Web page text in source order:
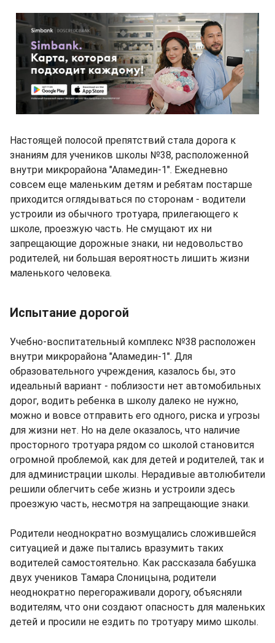
Настоящей полосой препятствий стала дорога к
знаниям для учеников школы №38, расположенной
внутри микрорайона "Аламедин-1". Ежедневно
совсем еще маленьким детям и ребятам постарше
приходится оглядываться по сторонам - водители
устроили из обычного тротуара, прилегающего к
школе, проезжую часть. Не смущают их ни
запрещающие дорожные знаки, ни недовольство
родителей, ни большая вероятность лишить жизни
маленького человека.
Испытание дорогой
Учебно-воспитательный комплекс №38 расположен
внутри микрорайона "Аламедин-1". Для
образовательного учреждения, казалось бы, это
идеальный вариант - поблизости нет автомобильных
дорог, водить ребенка в школу далеко не нужно,
можно и вовсе отправить его одного, риска и угрозы
для жизни нет. Но на деле оказалось, что наличие
просторного тротуара рядом со школой становится
огромной проблемой, как для детей и родителей, так и
для администрации школы. Нерадивые автолюбители
решили облегчить себе жизнь и устроили здесь
проезжую часть, несмотря на запрещающие знаки.
Родители неоднократно возмущались сложившейся
ситуацией и даже пытались вразумить таких
водителей самостоятельно. Как рассказала бабушка
двух учеников Тамара Слоницына, родители
неоднократно перегораживали дорогу, объясняли
водителям, что они создают опасность для маленьких
детей и просили не ездить по тротуару мимо школы.